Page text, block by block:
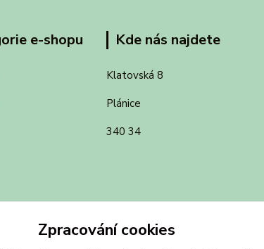
e-shopu Kde nás najdete
Klatovská 8
Plánice
340 34
Zpracování cookies